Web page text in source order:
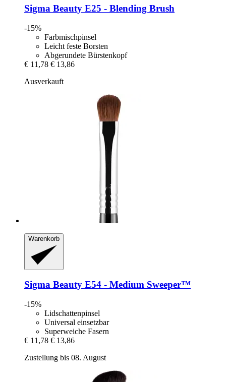
Sigma Beauty E25 -​ Blending Brush
-15%
Farbmischpinsel
Leicht feste Borsten
Abgerundete Bürstenkopf
€ 11,78 € 13,86
Ausverkauft
Warenkorb
Sigma Beauty E54 -​ Medium Sweeper™
-15%
Lidschattenpinsel
Universal einsetzbar
Superweiche Fasern
€ 11,78 € 13,86
Zustellung bis 08. August